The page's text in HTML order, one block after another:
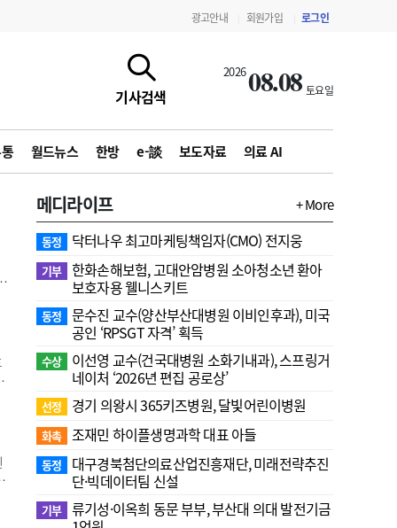
광고안내 회원가입 로그인
기사검색
202608.08 토요일
월드뉴스 한방 e-談 보도자료 의료 AI
지침·기준·평가 약제급여 심사 결과
메디라이프 + More
동정 닥터나우 최고마케팅책임자(CMO) 전지웅
기부 한화손해보험, 고대안암병원 소아청소년 환아
보호자용 웰니스키트
동정
문수진 교수( 양산부산대병원 이비인후과), 미국
공인 ‘RPSGT 자격’ 획득
수상
이선영 교수(건국대병원 소화기내과), 스프링거
네이처 ‘2026년 편집 공로상’
선정 경기 의왕시 365키즈병원, 달빛어린이병원
화촉 조재민 하이플생명과학 대표 아들
동정
대구경북첨단의료산업진흥재단, 미래전략추진
단·빅데이터팀 신설
기부 류기성·이옥희 동문 부부, 부산대 의대 발전기금